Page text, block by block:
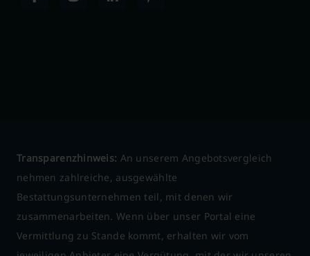
Transparenzhinweis: An unserem Angebotsvergleich
nehmen zahlreiche, ausgewählte
Bestattungsunternehmen teil, mit denen wir
zusammenarbeiten. Wenn über unser Portal eine
Vermittlung zu Stande kommt, erhalten wir vom